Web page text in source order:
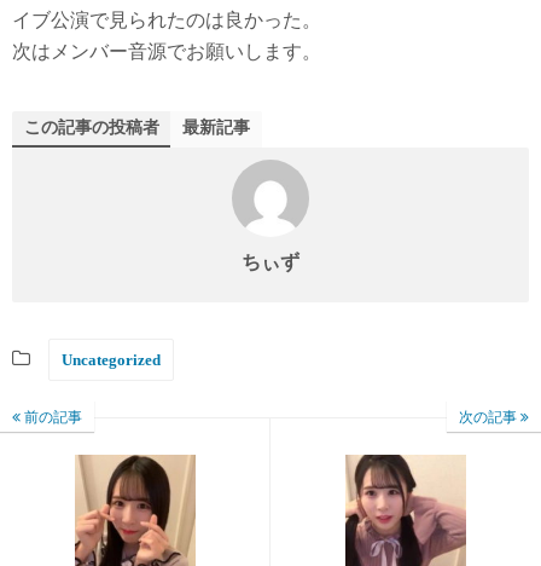
イブ公演で見られたのは良かった。
次はメンバー音源でお願いします。
この記事の投稿者 最新記事
ちぃず
Uncategorized
前の記事 次の記事